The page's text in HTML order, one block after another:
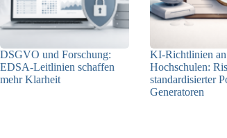
DSGVO und Forschung:
EDSA-Leitlinien schaffen
mehr Klarheit
KI-Richtlinien an
Hochschulen:
standardisierter
Generatoren